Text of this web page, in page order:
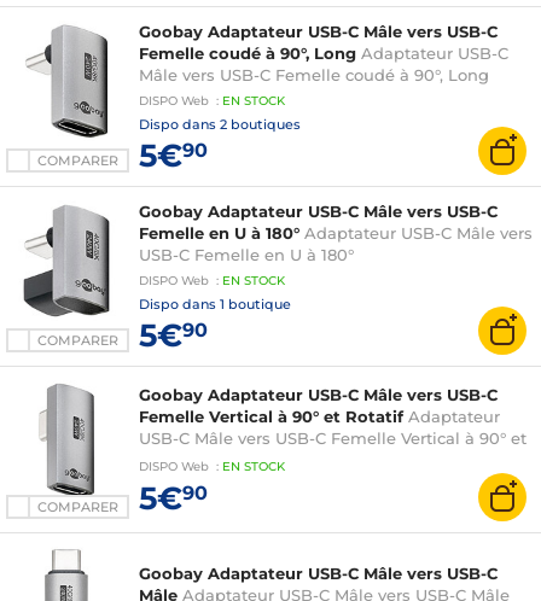
COMPARER
Goobay Adaptateur USB-C Mâle vers USB-C
Femelle coudé à 90°, Long Adaptateur USB-C
Mâle vers USB-C Femelle coudé à 90°, Long
DISPO Web : EN STOCK
Dispo dans 2 boutiques
5€90
COMPARER
Goobay Adaptateur USB-C Mâle vers USB-C
Femelle en U à 180° Adaptateur USB-C Mâle vers
USB-C Femelle en U à 180°
DISPO Web : EN STOCK
Dispo dans 1 boutique
5€90
COMPARER
Goobay Adaptateur USB-C Mâle vers USB-C
Femelle Vertical à 90° et Rotatif Adaptateur
USB-C Mâle vers USB-C Femelle Vertical à 90° et
Rotatif
DISPO Web : EN STOCK
5€90
Goobay Adaptateur USB-C Mâle vers USB-C
Mâle Adaptateur USB-C Mâle vers USB-C Mâle